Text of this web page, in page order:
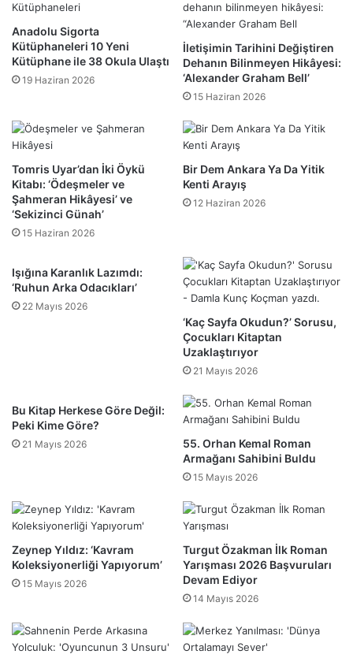
Anadolu Sigorta
Kütüphaneleri 10 Yeni
Kütüphane ile 38 Okula Ulaştı
19 Haziran 2026
İletişimin Tarihini Değiştiren
Dehanın Bilinmeyen Hikâyesi:
‘Alexander Graham Bell’
15 Haziran 2026
Tomris Uyar’dan İki Öykü
Kitabı: ‘Ödeşmeler ve
Şahmeran Hikâyesi’ ve
‘Sekizinci Günah’
15 Haziran 2026
Bir Dem Ankara Ya Da Yitik
Kenti Arayış
12 Haziran 2026
Işığına Karanlık Lazımdı:
‘Ruhun Arka Odacıkları’
22 Mayıs 2026
‘Kaç Sayfa Okudun?’ Sorusu,
Çocukları Kitaptan
Uzaklaştırıyor
21 Mayıs 2026
Bu Kitap Herkese Göre Değil:
Peki Kime Göre?
21 Mayıs 2026
55. Orhan Kemal Roman
Armağanı Sahibini Buldu
15 Mayıs 2026
Zeynep Yıldız: ‘Kavram
Koleksiyonerliği Yapıyorum’
15 Mayıs 2026
Turgut Özakman İlk Roman
Yarışması 2026 Başvuruları
Devam Ediyor
14 Mayıs 2026